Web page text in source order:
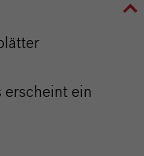
erscheint ein